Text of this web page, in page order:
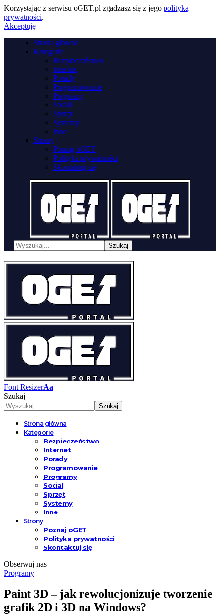
Korzystając z serwisu oGET.pl zgadzasz się z jego polityką
prywatności.
Akceptuję
Strona główna
Kategorie
Bezpieczeństwo
Internet
Porady
Programowanie
Programy
Social
Sprzęt
Systemy
Inne
Strony
Poznaj oGET
Polityka prywatności
Skontaktuj się
Font ResizerAa
Szukaj
Strona główna
Kategorie
Bezpieczeństwo
Internet
Porady
Programowanie
Programy
Social
Sprzęt
Systemy
Inne
Strony
Poznaj oGET
Polityka prywatności
Skontaktuj się
Obserwuj nas
Programy
Paint 3D – jak rewolucjonizuje tworzenie
grafik 2D i 3D na Windows?